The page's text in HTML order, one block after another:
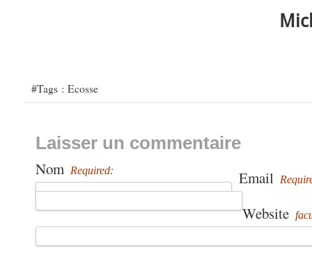
#Tags : Ecosse
Laisser un commentaire
Nom Required: Email
Website